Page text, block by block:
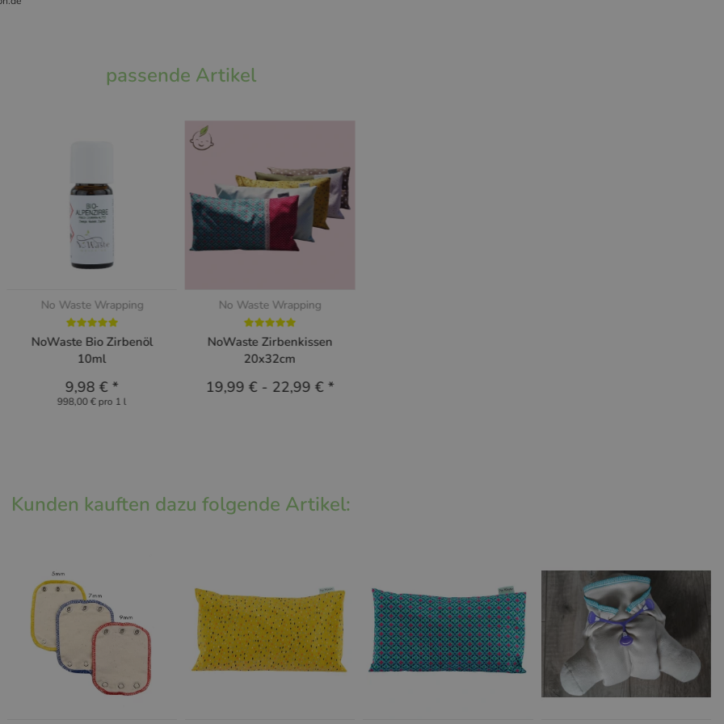
passende Artikel
No Waste Wrapping
NoWaste Bio Zirbenöl
10ml
9,98 € *
998,00 € pro 1 l
No Waste Wrapping
NoWaste Zirbenkissen
20x32cm
19,99 €- 22,99 € *
Kunden kauften dazu folgende Artikel: